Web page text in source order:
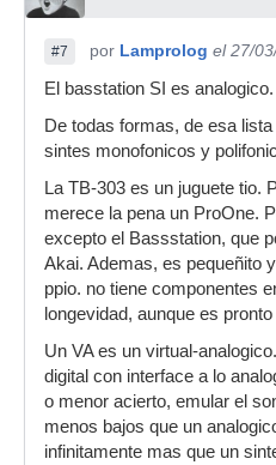
#7 por Lamprolog el 27/
El basstation SI es analogico.
De todas formas, de esa
sintes monofonicos y
La TB-303 es un juguete tio.
merece la pena un ProOne.
excepto el Bassstation, que
Akai. Ademas, es pequeñito
ppio. no tiene componentes
longevidad, aunque es
Un VA es un virtual-
digital con interface a lo
o menor acierto, emular el
menos bajos que un
infinitamente mas que un